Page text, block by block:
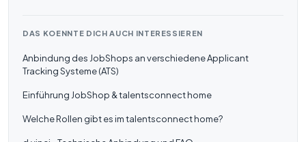
DAS KOENNTE DICH AUCH INTERESSIEREN
Anbindung des JobShops an verschiedene Applicant
Tracking Systeme (ATS)
Einführung JobShop & talentsconnect home
Welche Rollen gibt es im talentsconnect home?